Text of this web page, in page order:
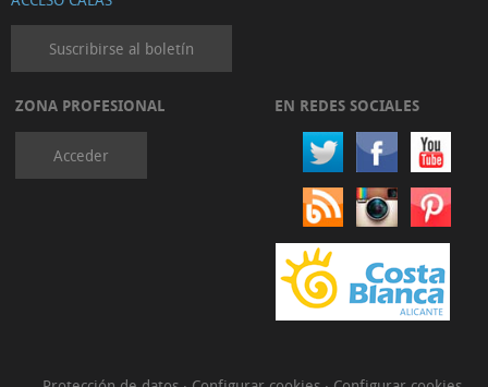
Suscribirse al boletín
ZONA PROFESIONAL
Acceder
EN REDES SOCIALES